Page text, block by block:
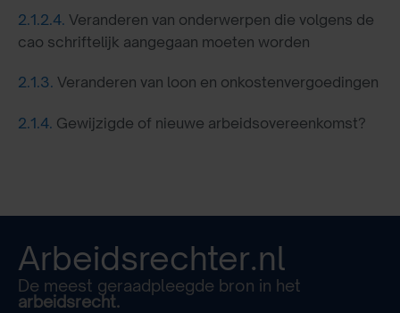
2.1.2.4. Veranderen van onderwerpen die volgens de
cao schriftelijk aangegaan moeten worden
2.1.3. Veranderen van loon en onkostenvergoedingen
2.1.4. Gewijzigde of nieuwe arbeidsovereenkomst?
Arbeidsrechter.nl
De meest geraadpleegde bron in het
arbeidsrecht.